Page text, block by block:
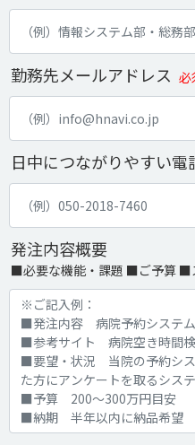
勤務先メールアドレス 必
日中につながりやすい電
発注内容概要
■必要な機能・課題 ■ご予算 ■